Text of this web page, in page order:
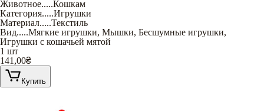
Животное.....Кошкам
Категория.....Игрушки
Материал.....Текстиль
Вид.....Мягкие игрушки, Мышки, Бесшумные игрушки,
Игрушки с кошачьей мятой
1 шт
141,00₴
Купить